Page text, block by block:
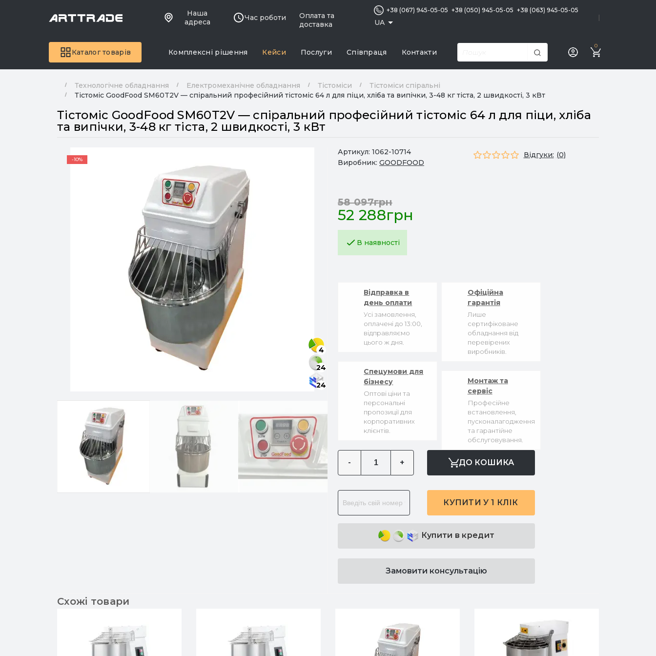
Наша
адреса
Час роботи
Оплата та
доставка
UA
+38 (067) 945-05-05 +38 (050) 945-05-05 +38 (063) 945-05-05
Каталог товарів Комплексні рішення Кейси Послуги Співпраця Контакти
0
Технологічне обладнання Електромеханічне обладнання Тістоміси
Тістоміси спіральні
Тістоміс GoodFood SM60T2V — спіральний професійний тістоміс 64 л для піци, хліба та випічки, 3-48 кг тіста, 2 швидкості, 3 кВт
Тістоміс GoodFood SM60T2V — спіральний професійний тістоміс 64 л для піци, хліба
та випічки, 3-48 кг тіста, 2 швидкості, 3 кВт
-10%
4
24
24
Артикул: 1062-10714
Виробник: GOODFOOD
Відгуки: (0)
52 288грн
58 097грн
В наявності
Відправка в
день оплати
Усі замовлення,
оплачені до 13:00,
відправляємо
цього ж дня.
Офіційна
гарантія
Лише
сертифіковане
обладнання від
перевірених
виробників.
Спецумови для
бізнесу
Оптові ціни та
персональні
пропозиції для
корпоративних
клієнтів.
Монтаж та
сервіс
Професійне
встановлення,
пусконалагодження
та гарантійне
обслуговування.
- + ДО КОШИКА
КУПИТИ У 1 КЛІК
Купити в кредит
Замовити консультацію
Схожі товари